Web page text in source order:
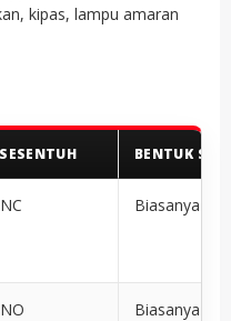
kipas, lampu amaran
BENTUK
Biasanya
Biasanya